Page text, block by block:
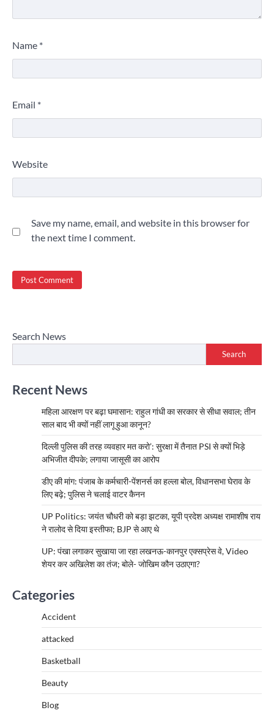
Name *
Email *
Website
Save my name, email, and website in this browser for
the next time I comment.
Search News
Search
Recent News
महिला आरक्षण पर बढ़ा घमासान: राहुल गांधी का सरकार से सीधा सवाल; तीन
साल बाद भी क्यों नहीं लागू हुआ कानून?
दिल्ली पुलिस की तरह व्यवहार मत करो’: सुरक्षा में तैनात PSI से क्यों भिड़े
अभिजीत दीपके; लगाया जासूसी का आरोप
डीए की मांग: पंजाब के कर्मचारी-पेंशनर्स का हल्ला बोल, विधानसभा घेराव के
लिए बढ़े; पुलिस ने चलाई वाटर कैनन
UP Politics: जयंत चौधरी को बड़ा झटका, यूपी प्रदेश अध्यक्ष रामाशीष राय
ने रालोद से दिया इस्तीफा; BJP से आए थे
UP: पंखा लगाकर सुखाया जा रहा लखनऊ-कानपुर एक्सप्रेस वे, Video
शेयर कर अखिलेश का तंज; बोले- जोखिम कौन उठाएगा?
Categories
Accident
attacked
Basketball
Beauty
Blog